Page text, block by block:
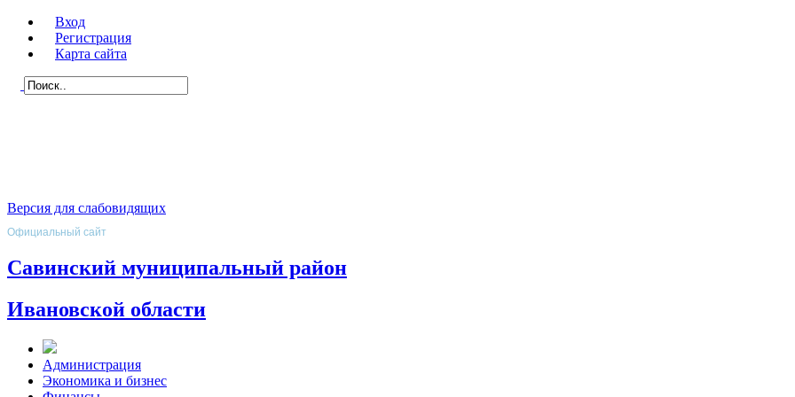
Вход
Регистрация
Карта сайта
Версия для слабовидящих
Официальный сайт
Савинский муниципальный район
Ивановской области
Администрация
Экономика и бизнес